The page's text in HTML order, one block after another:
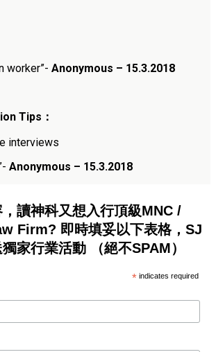
worker”- Anonymous – 15.3.2018
Tips ：
interviews
Anonymous – 15.3.2018
讀神科又想入行頂級MNC /
Firm? 即時填妥以下表格，SJ
家行業活動 （絕不SPAM）
* indicates required